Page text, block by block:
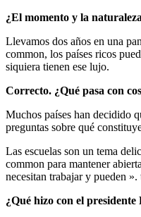
¿El momento y la
Llevamos dos años en una
common, los países ricos
siquiera tienen ese lujo.
Correcto. ¿Qué pasa con
Muchos países han decidido
preguntas sobre qué
Las escuelas son un tema
common para mantener
necesitan trabajar y pueden
¿Qué hizo con el presidente